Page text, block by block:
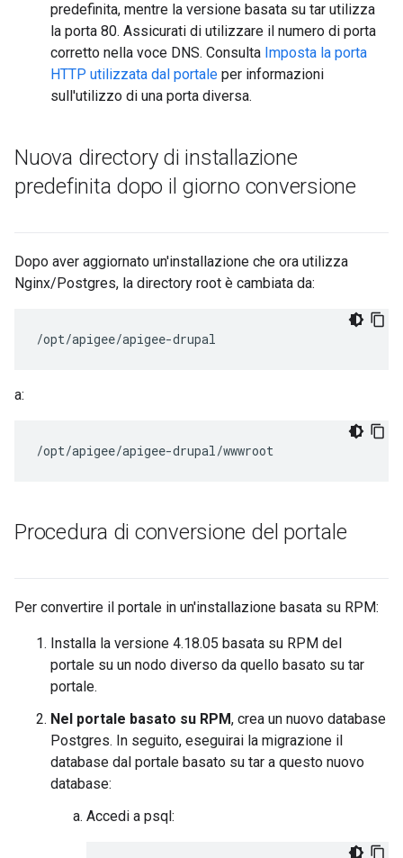
predefinita, mentre la versione basata su tar utilizza
la porta 80. Assicurati di utilizzare il numero di porta
corretto nella voce DNS. Consulta Imposta la porta
HTTP utilizzata dal portale per informazioni
sull'utilizzo di una porta diversa.
Nuova directory di installazione
predefinita dopo il giorno conversione
Dopo aver aggiornato un'installazione che ora utilizza
Nginx/Postgres, la directory root è cambiata da:
/opt/apigee/apigee-drupal
a:
/opt/apigee/apigee-drupal/wwwroot
Procedura di conversione del portale
Per convertire il portale in un'installazione basata su RPM:
Installa la versione 4.18.05 basata su RPM del
portale su un nodo diverso da quello basato su tar
portale.
Nel portale basato su RPM, crea un nuovo database
Postgres. In seguito, eseguirai la migrazione il
database dal portale basato su tar a questo nuovo
database:
Accedi a psql: